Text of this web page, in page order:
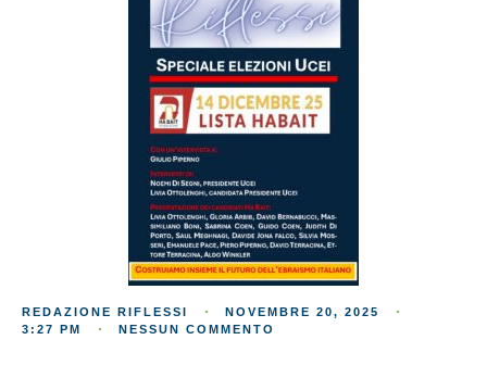
REDAZIONE RIFLESSI
NOVEMBRE 20, 2025
3:27 PM
NESSUN COMMENTO